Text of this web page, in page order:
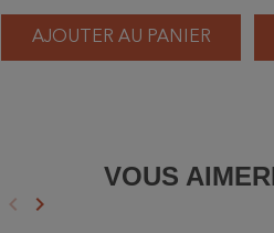
AJOUTER AU PANIER
VOUS
Précédent
keyboard_arrow_left Suivant
keyboard_arrow_right